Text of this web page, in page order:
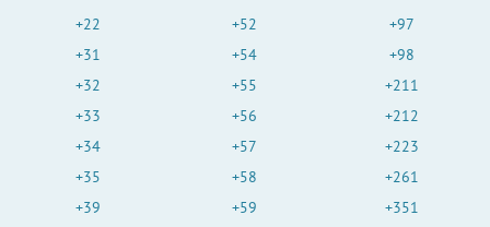
+22
+31
+32
+33
+34
+35
+39
+52
+54
+55
+56
+57
+58
+59
+97
+98
+211
+212
+223
+261
+351